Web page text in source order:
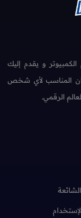
و يقدم إليك
المناسب لأي شخص
الرقمي.